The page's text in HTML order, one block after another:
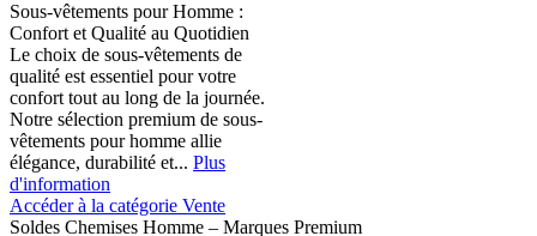
Sous-vêtements pour Homme :
Confort et Qualité au Quotidien
Le choix de sous-vêtements de
qualité est essentiel pour votre
confort tout au long de la journée.
Notre sélection premium de sous-
vêtements pour homme allie
élégance, durabilité et... Plus
d'information
Accéder à la catégorie Vente
Soldes Chemises Homme – Marques Premium